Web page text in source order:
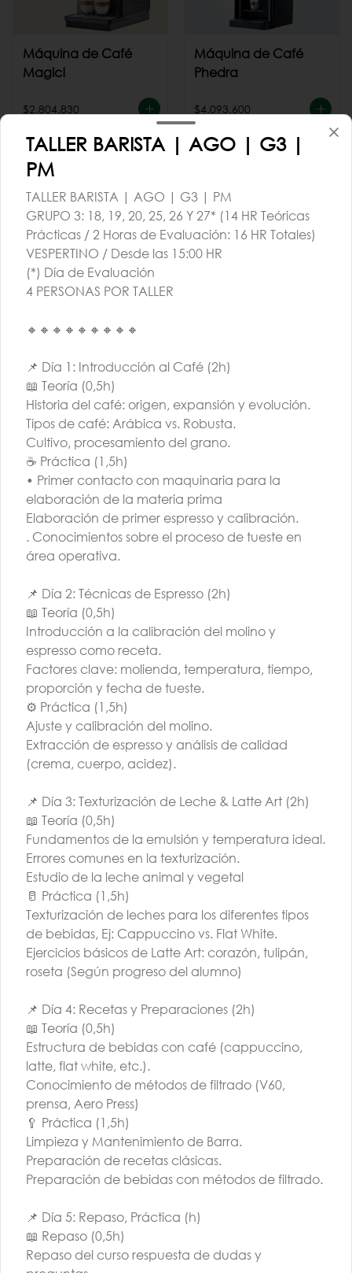
Máquina de Café
Magic!
$2.804.830
Máquina de Café
Phedra
$4.093.600
Máquina de Café
Catas & Actividades
16:00 H
$14.000
16:00 H
$14.000
TALLER BARISTA |
AGO | G1 | AM
$260.000
TALLER BARISTA |
PM
$260.000
TALLER BARISTA |
AGO | G3 | PM
$260.000
Conócenos
TALLER BARISTA | AGO | G3 |
PM
TALLER BARISTA | AGO | G3 | PM
GRUPO 3: 18, 19, 20, 25, 26 Y 27* (14 HR Teóricas
Prácticas / 2 Horas de Evaluación: 16 HR Totales)
VESPERTINO / Desde las 15:00 HR
(*) Día de Evaluación
4 PERSONAS POR TALLER
🔸🔸🔸🔸🔸🔸🔸🔸🔸
📌 Día 1: Introducción al Café (2h)
📖 Teoría (0,5h)
Historia del café: origen, expansión y evolución.
Tipos de café: Arábica vs. Robusta.
Cultivo, procesamiento del grano.
☕ Práctica (1,5h)
•⁠ ⁠Primer contacto con maquinaria para la
elaboración de la materia prima
Elaboración de primer espresso y calibración.
. Conocimientos sobre el proceso de tueste en
área operativa.
📌 Día 2: Técnicas de Espresso (2h)
📖 Teoría (0,5h)
Introducción a la calibración del molino y
espresso como receta.
Factores clave: molienda, temperatura, tiempo,
proporción y fecha de tueste.
⚙️ Práctica (1,5h)
Ajuste y calibración del molino.
Extracción de espresso y análisis de calidad
(crema, cuerpo, acidez).
📌 Día 3: Texturización de Leche & Latte Art (2h)
📖 Teoría (0,5h)
Fundamentos de la emulsión y temperatura ideal.
Errores comunes en la texturización.
Estudio de la leche animal y vegetal
🥛 Práctica (1,5h)
Texturización de leches para los diferentes tipos
de bebidas, Ej: Cappuccino vs. Flat White.
Ejercicios básicos de Latte Art: corazón, tulipán,
roseta (Según progreso del alumno)
📌 Día 4: Recetas y Preparaciones (2h)
📖 Teoría (0,5h)
Estructura de bebidas con café (cappuccino,
latte, flat white, etc.).
Conocimiento de métodos de filtrado (V60,
prensa, Aero Press)
🥄 Práctica (1,5h)
Limpieza y Mantenimiento de Barra.
Preparación de recetas clásicas.
Preparación de bebidas con métodos de filtrado.
📌 Día 5: Repaso, Práctica (h)
📖 Repaso (0,5h)
Repaso del curso respuesta de dudas y